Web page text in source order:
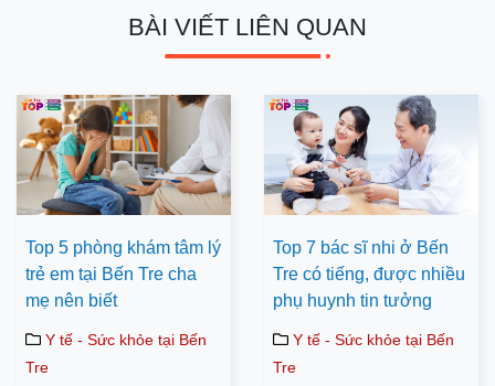
BÀI VIẾT LIÊN QUAN
Top 5 phòng khám tâm lý
trẻ em tại Bến Tre cha
mẹ nên biết
Y tế - Sức khỏe tại Bến
Tre
Top 7 bác sĩ nhi ở Bến
Tre có tiếng, được nhiều
phụ huynh tin tưởng
Y tế - Sức khỏe tại Bến
Tre